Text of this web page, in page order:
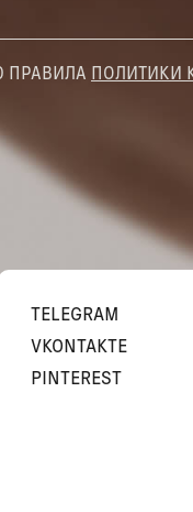
ПРАВИЛА ПОЛИТИКИ
TELEGRAM
VKONTAKTE
PINTEREST